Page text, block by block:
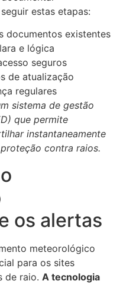
estas etapas:
documentos existentes
e lógica
seguros
de atualização
regulares
sistema de gestão
que permite
instantaneamente
contra raios.
os alertas
meteorológico
para os sites
de raio. A tecnologia